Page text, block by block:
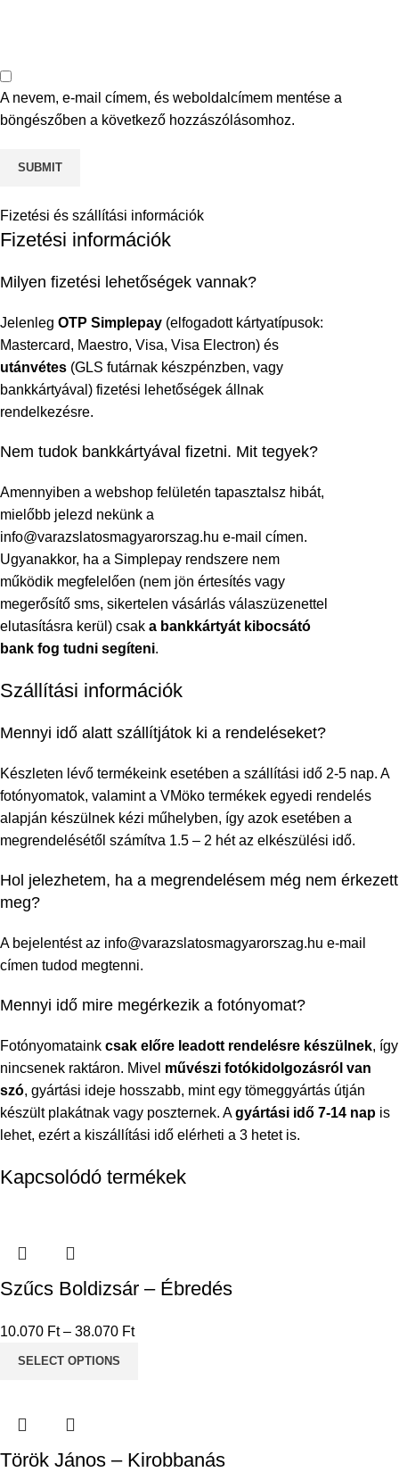
A nevem, e-mail címem, és weboldalcímem mentése a
böngészőben a következő hozzászólásomhoz.
Fizetési és szállítási információk
Fizetési információk
Milyen fizetési lehetőségek vannak?
Jelenleg OTP Simplepay (elfogadott kártyatípusok:
Mastercard, Maestro, Visa, Visa Electron) és
utánvétes (GLS futárnak készpénzben, vagy
bankkártyával) fizetési lehetőségek állnak
rendelkezésre.
Nem tudok bankkártyával fizetni. Mit tegyek?
Amennyiben a webshop felületén tapasztalsz hibát,
mielőbb jelezd nekünk a
info@varazslatosmagyarorszag.hu e-mail címen.
Ugyanakkor, ha a Simplepay rendszere nem
működik megfelelően (nem jön értesítés vagy
megerősítő sms, sikertelen vásárlás válaszüzenettel
elutasításra kerül) csak a bankkártyát kibocsátó
bank fog tudni segíteni.
Szállítási információk
Mennyi idő alatt szállítjátok ki a rendeléseket?
Készleten lévő termékeink esetében a szállítási idő 2-5 nap. A
fotónyomatok, valamint a VMöko termékek egyedi rendelés
alapján készülnek kézi műhelyben, így azok esetében a
megrendelésétől számítva 1.5 – 2 hét az elkészülési idő.
Hol jelezhetem, ha a megrendelésem még nem érkezett
meg?
A bejelentést az info@varazslatosmagyarorszag.hu e-mail
címen tudod megtenni.
Mennyi idő mire megérkezik a fotónyomat?
Fotónyomataink csak előre leadott rendelésre készülnek, így
nincsenek raktáron. Mivel művészi fotókidolgozásról van
szó, gyártási ideje hosszabb, mint egy tömeggyártás útján
készült plakátnak vagy poszternek. Agyártási idő 7-14 nap is
lehet, ezért a kiszállítási idő elérheti a 3 hetet is.
Kapcsolódó termékek
Szűcs Boldizsár – Ébredés
10.070 Ft– 38.070 Ft
SELECT OPTIONS
Török János – Kirobbanás